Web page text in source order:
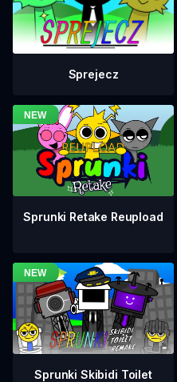
Sprejecz
Sprunki Retake Reupload
Sprunki Skibidi Toilet